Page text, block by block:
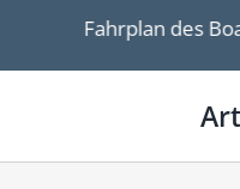
Fahrplan des Board of